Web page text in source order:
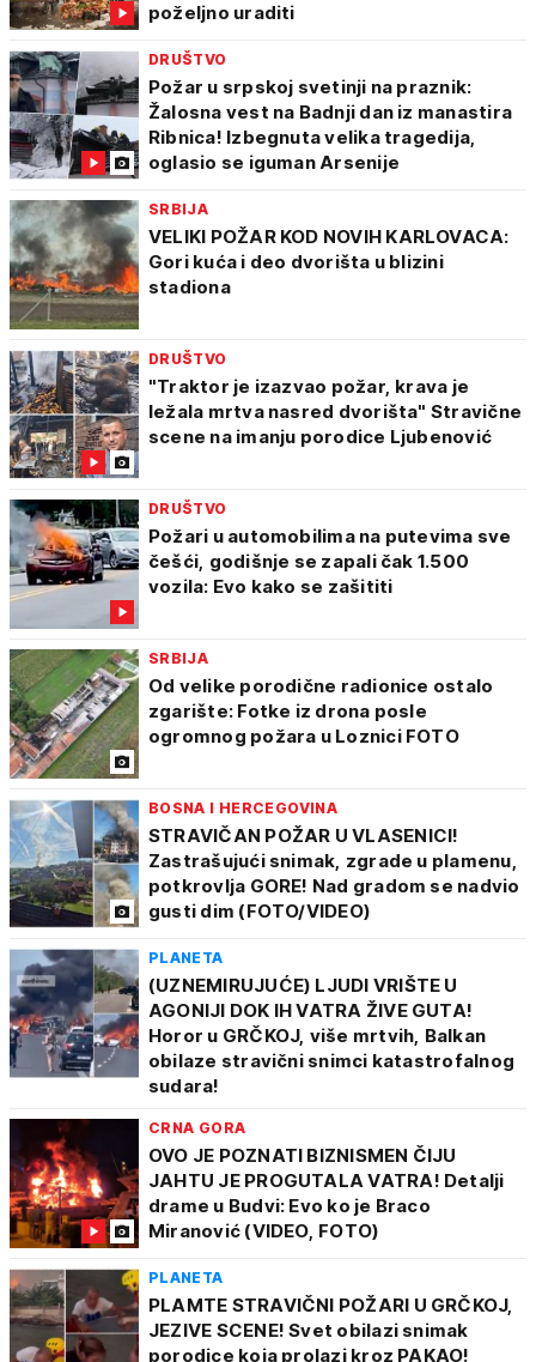
poželjno uraditi
DRUŠTVO
Požar u srpskoj svetinji na praznik:
Žalosna vest na Badnji dan iz manastira
Ribnica! Izbegnuta velika tragedija,
oglasio se iguman Arsenije
SRBIJA
VELIKI POŽAR KOD NOVIH KARLOVACA:
Gori kuća i deo dvorišta u blizini
stadiona
DRUŠTVO
"Traktor je izazvao požar, krava je
ležala mrtva nasred dvorišta" Stravične
scene na imanju porodice Ljubenović
DRUŠTVO
Požari u automobilima na putevima sve
češći, godišnje se zapali čak 1.500
vozila: Evo kako se zašititi
SRBIJA
Od velike porodične radionice ostalo
zgarište: Fotke iz drona posle
ogromnog požara u Loznici FOTO
BOSNA I HERCEGOVINA
STRAVIČAN POŽAR U VLASENICI!
Zastrašujući snimak, zgrade u plamenu,
potkrovlja GORE! Nad gradom se nadvio
gusti dim (FOTO/VIDEO)
PLANETA
(UZNEMIRUJUĆE) LJUDI VRIŠTE U
AGONIJI DOK IH VATRA ŽIVE GUTA!
Horor u GRČKOJ, više mrtvih, Balkan
obilaze stravični snimci katastrofalnog
sudara!
CRNA GORA
OVO JE POZNATI BIZNISMEN ČIJU
JAHTU JE PROGUTALA VATRA! Detalji
drame u Budvi: Evo ko je Braco
Miranović (VIDEO, FOTO)
PLANETA
PLAMTE STRAVIČNI POŽARI U GRČKOJ,
JEZIVE SCENE! Svet obilazi snimak
porodice koja prolazi kroz PAKAO!